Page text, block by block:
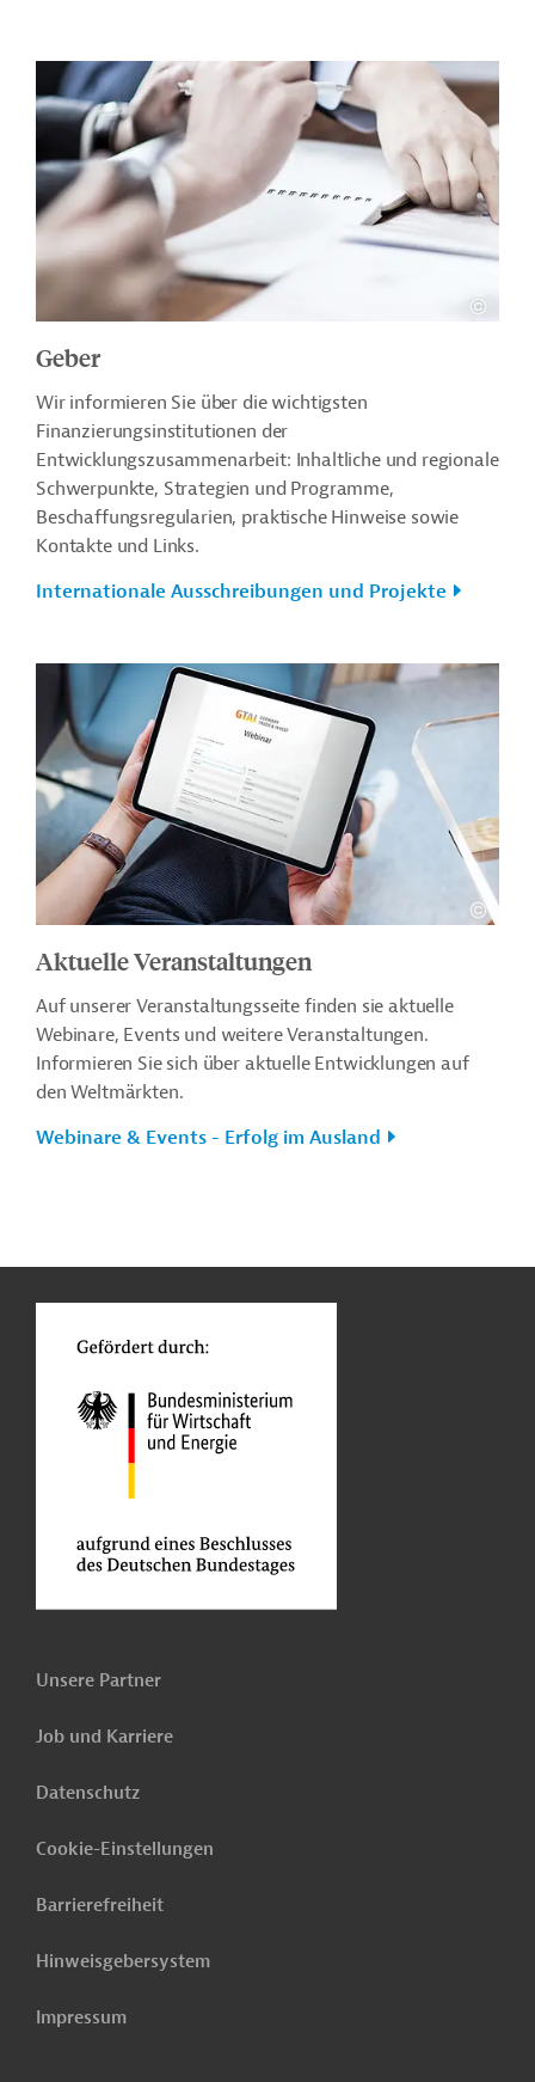
Geber
Wir informieren Sie über die wichtigsten
Finanzierungsinstitutionen der
Entwicklungszusammenarbeit: Inhaltliche und regionale
Schwerpunkte, Strategien und Programme,
Beschaffungsregularien, praktische Hinweise sowie
Kontakte und Links.
Internationale Ausschreibungen und Projekte
Aktuelle Veranstaltungen
Auf unserer Veranstaltungsseite finden sie aktuelle
Webinare, Events und weitere Veranstaltungen.
Informieren Sie sich über aktuelle Entwicklungen auf
den Weltmärkten.
Webinare & Events - Erfolg im Ausland
Unsere Partner
Job und Karriere
Datenschutz
Cookie-Einstellungen
Barrierefreiheit
Hinweisgebersystem
Impressum